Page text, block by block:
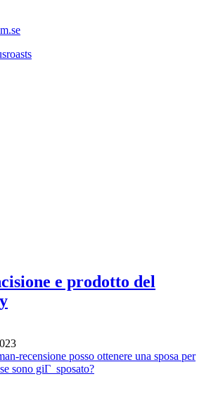
e prodotto del
recensione posso ottenere una sposa per
sono giГ sposato?